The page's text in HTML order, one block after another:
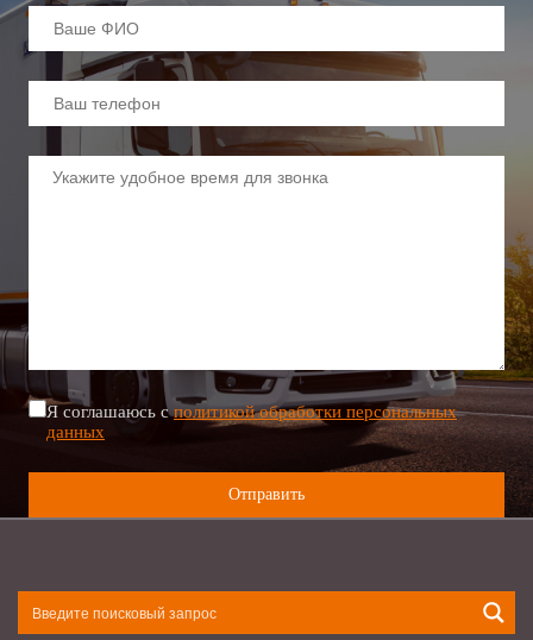
Я соглашаюсь сполитикой обработки персональных
данных